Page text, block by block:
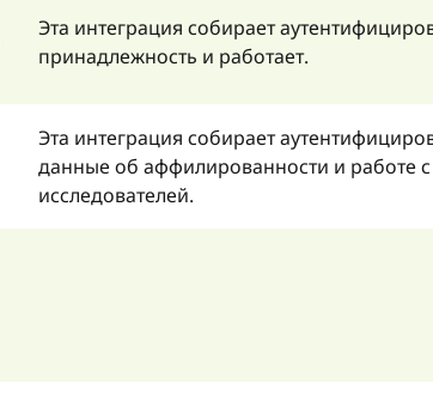
Эта интеграция собирает
принадлежность и работает.
Эта интеграция собирает
данные об аффилированности и работе
исследователей.